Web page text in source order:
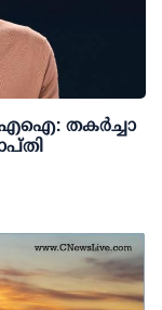
എഐ: തകര്‍ച്ചാ